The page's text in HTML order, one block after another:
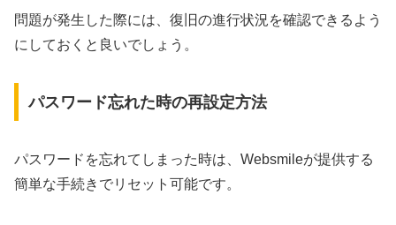
問題が発生した際には、復旧の進行状況を確認できるよう
にしておくと良いでしょう。
パスワード忘れた時の再設定方法
パスワードを忘れてしまった時は、Websmileが提供する
簡単な手続きでリセット可能です。